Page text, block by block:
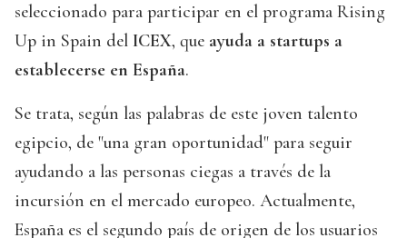
seleccionado para participar en el programa Rising
Up in Spain del ICEX, que ayuda a startups a
establecerse en España.
Se trata, según las palabras de este joven talento
egipcio, de "una gran oportunidad" para seguir
ayudando a las personas ciegas a través de la
incursión en el mercado europeo. Actualmente,
España es el segundo país de origen de los usuarios